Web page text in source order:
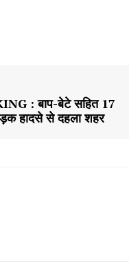
: बाप-बेटे सहित 17
हादसे से दहला शहर